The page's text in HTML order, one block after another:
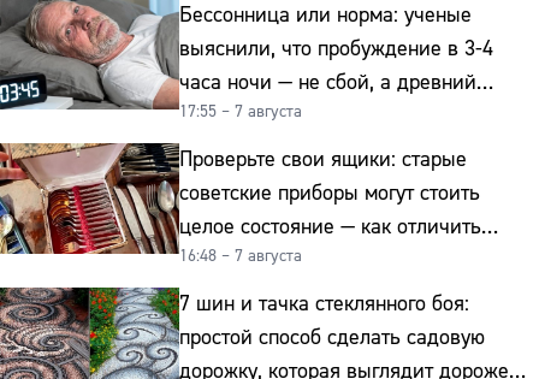
Бессонница или норма: ученые
выяснили, что пробуждение в 3-4
часа ночи — не сбой, а древний
биологический ритм
17:55 – 7 августа
Проверьте свои ящики: старые
советские приборы могут стоить
целое состояние — как отличить
подделку от мельхиора
16:48 – 7 августа
7 шин и тачка стеклянного боя:
простой способ сделать садовую
дорожку, которая выглядит дороже